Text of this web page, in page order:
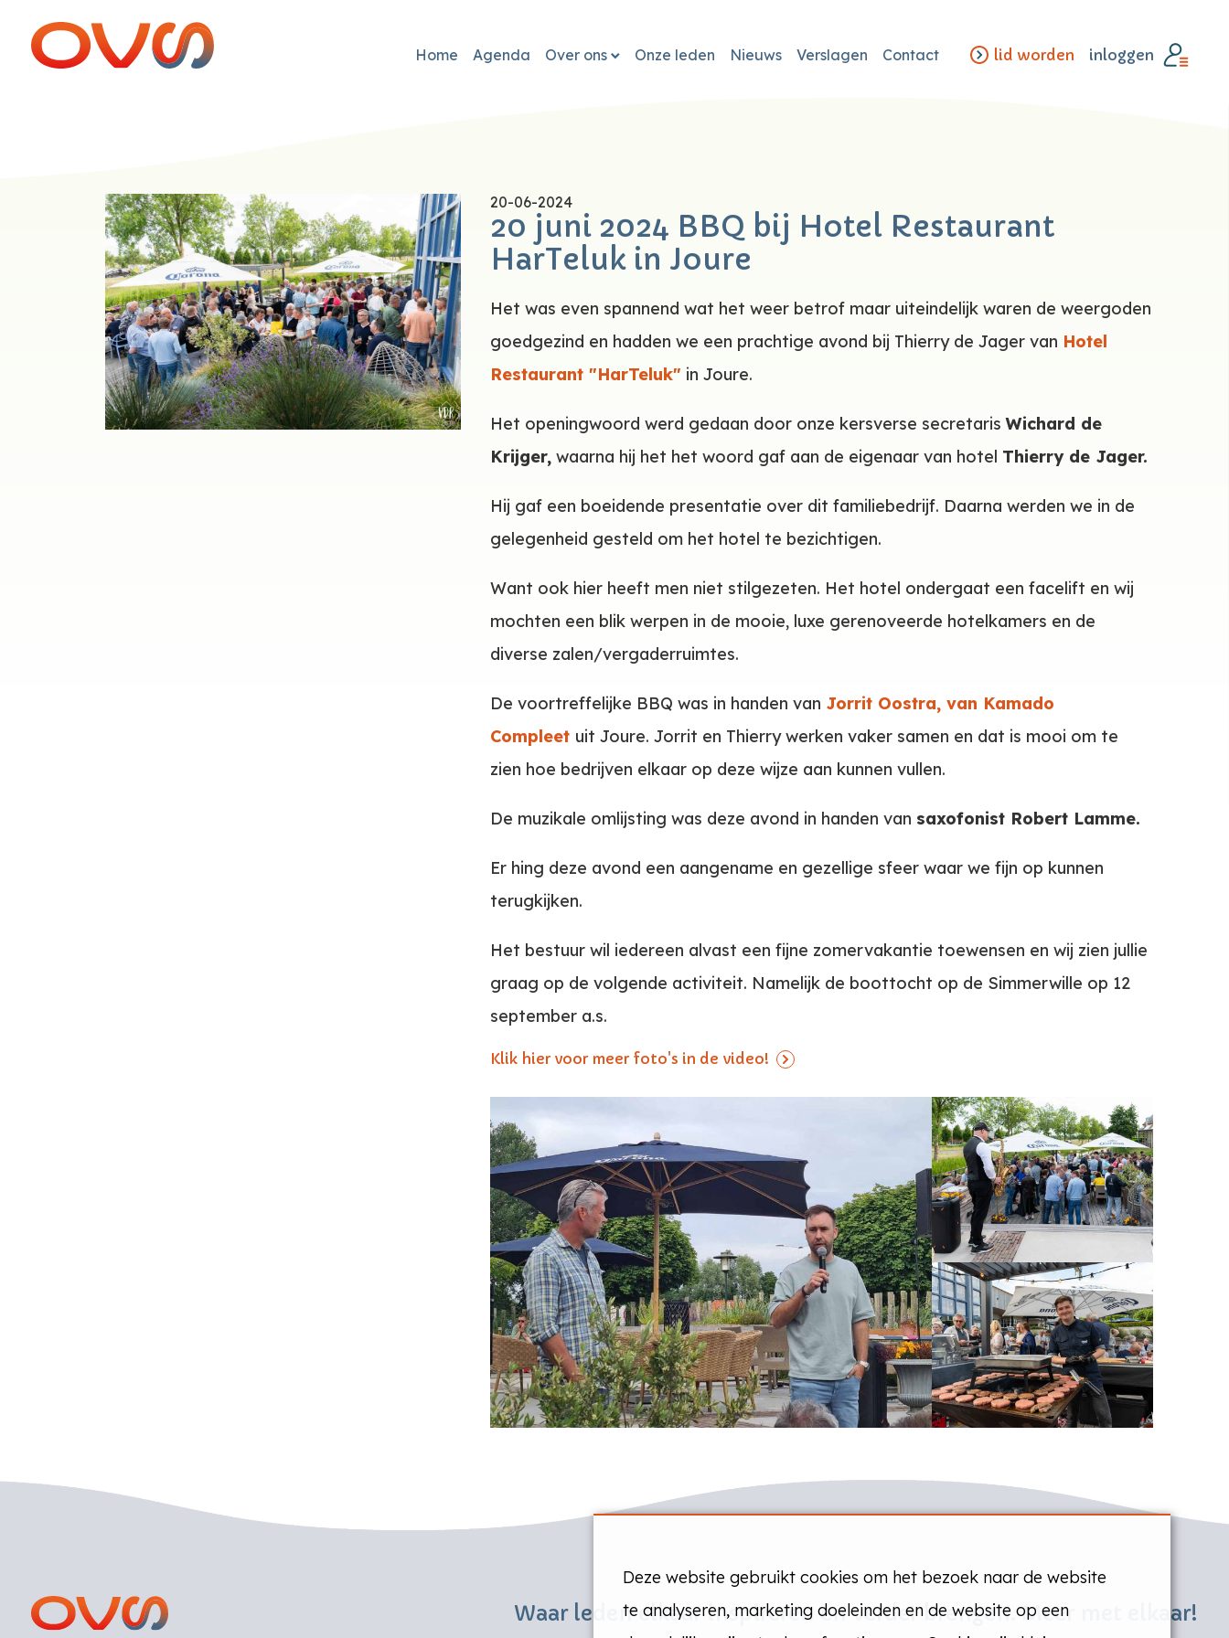
Home Agenda Over ons Onze leden Nieuws Verslagen Contact lid worden inloggen
20-06-2024
20 juni 2024 BBQ bij Hotel Restaurant
HarTeluk in Joure
Het was even spannend wat het weer betrof maar uiteindelijk waren de weergoden
goedgezind en hadden we een prachtige avond bij Thierry de Jager van Hotel
Restaurant "HarTeluk" in Joure.
Het openingwoord werd gedaan door onze kersverse secretarisWichard de
Krijger,waarna hij het het woord gaf aan de eigenaar van hotel Thierry de Jager.
Hij gaf een boeidende presentatie over dit familiebedrijf. Daarna werden we in de
gelegenheid gesteld om het hotel te bezichtigen.
Want ook hier heeft men niet stilgezeten. Het hotel ondergaat een facelift en wij
mochten een blik werpen in de mooie, luxe gerenoveerde hotelkamers en de
diverse zalen/vergaderruimtes.
De voortreffelijke BBQ was in handen van Jorrit Oostra, van Kamado
Compleet uit Joure. Jorrit en Thierry werken vaker samen en dat is mooi om te
zien hoe bedrijven elkaar op deze wijze aan kunnen vullen.
De muzikale omlijsting was deze avond in handen van saxofonist Robert Lamme.
Er hing deze avond een aangename en gezellige sfeer waar we fijn op kunnen
terugkijken.
Het bestuur wil iedereen alvast een fijne zomervakantie toewensen en wij zien jullie
graag op de volgende activiteit. Namelijk de boottocht op de Simmerwille op 12
september a.s.
Klik hier voor meer foto's in de video!
Waar leden elkaar inspireren en verder brengen. Meer met elkaar!
Deze website gebruikt cookies om het bezoek naar de website
te analyseren, marketing doeleinden en de website op een